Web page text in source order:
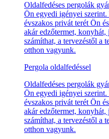
Oldalfedéses pergolák
Ön egyedi igényei
évszakos privát terét Ön
akár edzőtermet,
számíthat, a tervezéstől a
otthon vagyunk.
Pergola oldalfedéssel
Oldalfedéses pergolák
Ön egyedi igényei
évszakos privát terét Ön
akár edzőtermet,
számíthat, a tervezéstől a
otthon vagyunk.